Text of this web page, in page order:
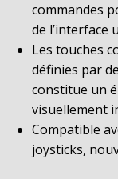
commandes
de l’interface
Les touches
définies par
constitue un
visuellement
Compatible
joysticks,